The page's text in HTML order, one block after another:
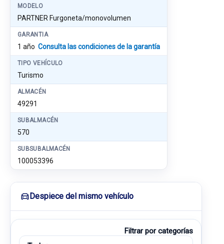
MODELO
PARTNER Furgoneta/monovolumen
GARANTIA
1 año Consulta las condiciones de la garantía
TIPO VEHÍCULO
Turismo
ALMACÉN
49291
SUBALMACÉN
570
SUBSUBALMACÉN
100053396
Despiece del mismo vehículo
Filtrar por categorías